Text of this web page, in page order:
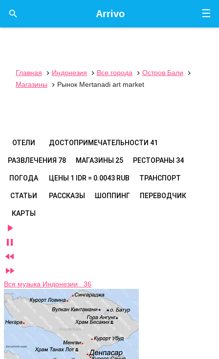
☰
Arrivo

Главная  Индонезия  Все города  Остров Бали

Магазины
 Рынок Mertanadi art market
ОТЕЛИ ДОСТОПРИМЕЧАТЕЛЬНОСТИ 41
РАЗВЛЕЧЕНИЯ 78 МАГАЗИНЫ 25 РЕСТОРАНЫ 34
ПОГОДА ЦЕНЫ 1 IDR = 0.0043 RUB ТРАНСПОРТ
СТАТЬИ РАССКАЗЫ ШОППИНГ ПЕРЕВОДЧИК
КАРТЫ




Вся музыка Индонезии 36